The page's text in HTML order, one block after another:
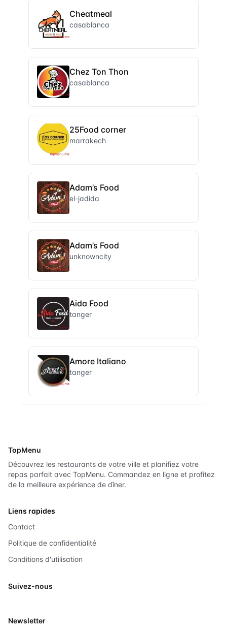
Cheatmeal
casablanca
Chez Ton Thon
casablanca
25Food corner
marrakech
Adam’s Food
el-jadida
Adam’s Food
unknowncity
Aida Food
tanger
Amore Italiano
tanger
TopMenu
Découvrez les restaurants de votre ville et planifiez votre
repas parfait avec TopMenu. Commandez en ligne et profitez
de la meilleure expérience de dîner.
Liens rapides
Contact
Politique de confidentialité
Conditions d'utilisation
Suivez-nous
Newsletter